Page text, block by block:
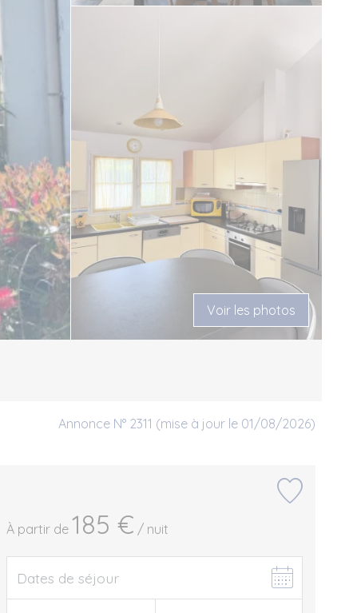
Voir les photos
Annonce N° 2311 (mise à jour le 01/08/2026)
À partir de 185 € / nuit